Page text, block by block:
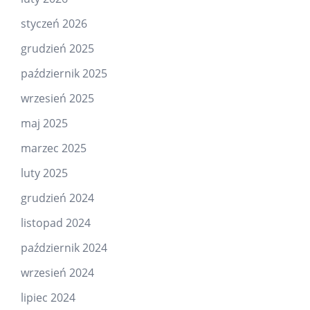
styczeń 2026
grudzień 2025
październik 2025
wrzesień 2025
maj 2025
marzec 2025
luty 2025
grudzień 2024
listopad 2024
październik 2024
wrzesień 2024
lipiec 2024